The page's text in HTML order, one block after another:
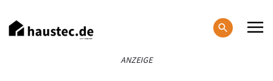
zum
Inhalt
ANZEIGE